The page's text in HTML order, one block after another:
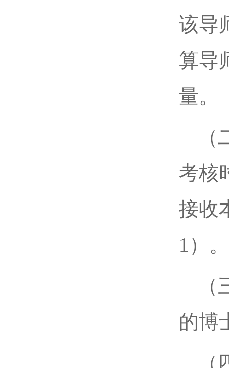
该导
算导
量。
考核
接收
1）。
的博